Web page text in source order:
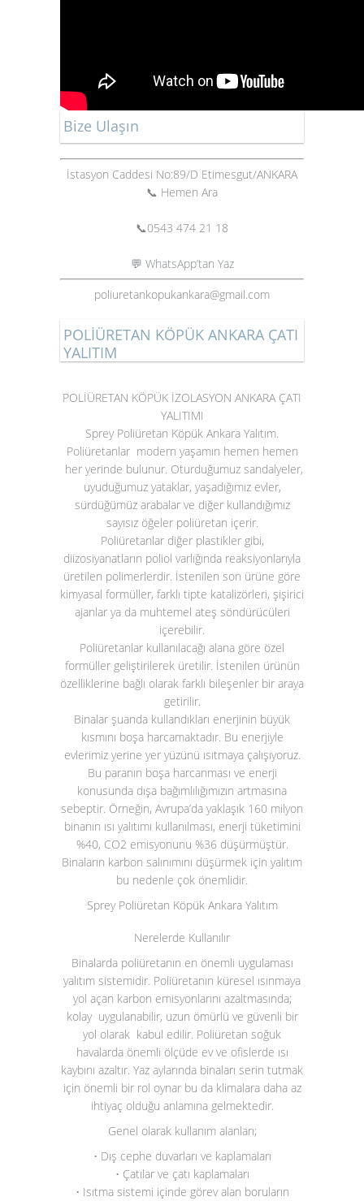
Bize Ulaşın
İstasyon Caddesi No:89/D Etimesgut/ANKARA
📞 Hemen Ara
📞0543 474 21 18
💬 WhatsApp’tan Yaz
poliuretankopukankara@gmail.com
POLİÜRETAN KÖPÜK ANKARA ÇATI
YALITIM
POLİÜRETAN KÖPÜK İZOLASYON ANKARA ÇATI
YALITIMI
Sprey Poliüretan Köpük Ankara Yalıtım.
Poliüretanlar modern yaşamın hemen hemen
her yerinde bulunur. Oturduğumuz sandalyeler,
uyuduğumuz yataklar, yaşadığımız evler,
sürdüğümüz arabalar ve diğer kullandığımız
sayısız öğeler poliüretan içerir.
Poliüretanlar diğer plastikler gibi,
diizosiyanatların poliol varlığında reaksiyonlarıyla
üretilen polimerlerdir. İstenilen son ürüne göre
kimyasal formüller, farklı tipte katalizörleri, şişirici
ajanlar ya da muhtemel ateş söndürücüleri
içerebilir.
Poliüretanlar kullanılacağı alana göre özel
formüller geliştirilerek üretilir. İstenilen ürünün
özelliklerine bağlı olarak farklı bileşenler bir araya
getirilir.
Binalar şuanda kullandıkları enerjinin büyük
kısmını boşa harcamaktadır. Bu enerjiyle
evlerimiz yerine yer yüzünü ısıtmaya çalışıyoruz.
Bu paranın boşa harcanması ve enerji
konusunda dışa bağımlılığımızın artmasına
sebeptir. Örneğin, Avrupa’da yaklaşık 160 milyon
binanın ısı yalıtımı kullanılması, enerji tüketimini
%40, CO2 emisyonunu %36 düşürmüştür.
Binaların karbon salınımını düşürmek için yalıtım
bu nedenle çok önemlidir.
Sprey Poliüretan Köpük Ankara Yalıtım
Nerelerde Kullanılır
Binalarda poliüretanın en önemli uygulaması
yalıtım sistemidir. Poliüretanın küresel ısınmaya
yol açan karbon emisyonlarını azaltmasında;
kolay uygulanabilir, uzun ömürlü ve güvenli bir
yol olarak kabul edilir. Poliüretan soğuk
havalarda önemli ölçüde ev ve ofislerde ısı
kaybını azaltır. Yaz aylarında binaları serin tutmak
için önemli bir rol oynar bu da klimalara daha az
ihtiyaç olduğu anlamına gelmektedir.
Genel olarak kullanım alanları;
• Dış cephe duvarları ve kaplamaları
• Çatılar ve çatı kaplamaları
• Isıtma sistemi içinde görev alan boruların